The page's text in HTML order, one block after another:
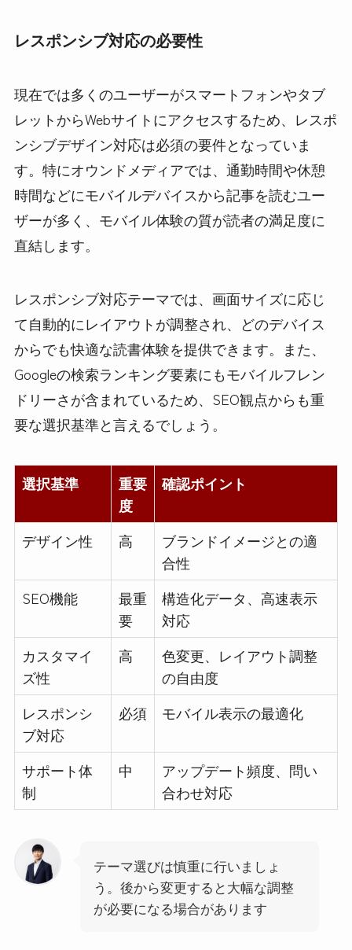
レスポンシブ対応の必要性
現在では多くのユーザーがスマートフォンやタブ
レットからWebサイトにアクセスするため、レスポ
ンシブデザイン対応は必須の要件となっていま
す。特にオウンドメディアでは、通勤時間や休憩
時間などにモバイルデバイスから記事を読むユー
ザーが多く、モバイル体験の質が読者の満足度に
直結します。
レスポンシブ対応テーマでは、画面サイズに応じ
て自動的にレイアウトが調整され、どのデバイス
からでも快適な読書体験を提供できます。また、
Googleの検索ランキング要素にもモバイルフレン
ドリーさが含まれているため、SEO観点からも重
要な選択基準と言えるでしょう。
選択基準
重要
度
確認ポイント
デザイン性 高
ブランドイメージとの適
合性
SEO機能
最重
要
構造化データ、高速表示
対応
カスタマイ
ズ性
高
色変更、レイアウト調整
の自由度
レスポンシ
ブ対応
必須 モバイル表示の最適化
サポート体
制
中
アップデート頻度、問い
合わせ対応
テーマ選びは慎重に行いましょ
う。後から変更すると大幅な調整
が必要になる場合があります